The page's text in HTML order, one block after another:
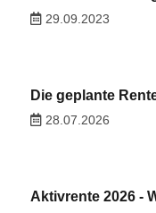
29.09.2023
Die geplante
28.07.2026
Aktivrente 2026 -